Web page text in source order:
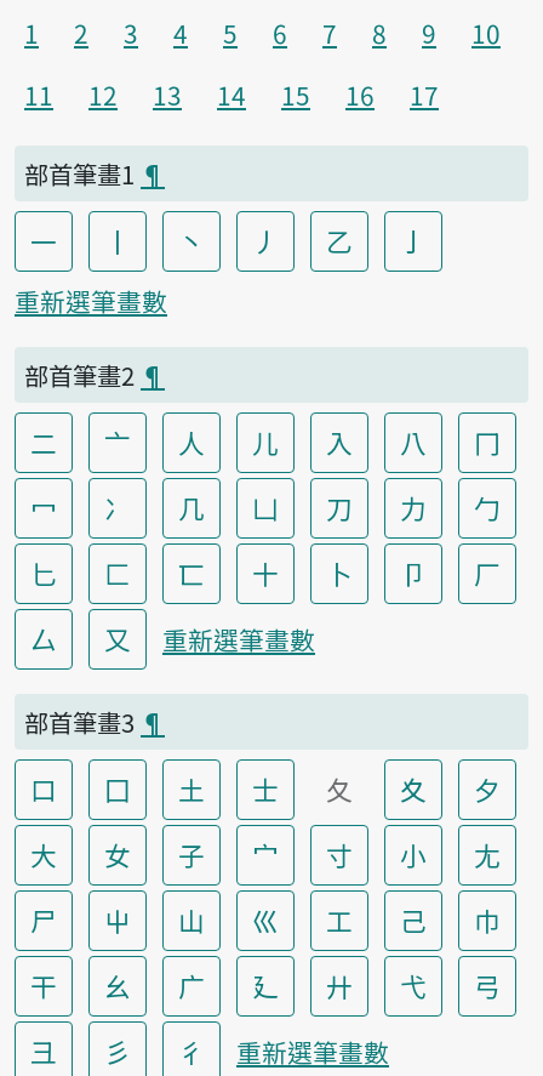
1 2 3 4 5 6 7 8 9
10
11
12 13 14 15 16 17
部首筆畫1 ¶
一 丨 丶 丿 乙 亅
重新選筆畫數
部首筆畫2 ¶
二 亠 人 儿 入 八
冂
冖
冫 几 凵 刀 力
勹
匕
匚 匸 十 卜 卩
厂
厶
又 重新選筆畫數
部首筆畫3 ¶
口 囗 土 士 夂 夊
夕
大
女 子 宀 寸 小
尢
尸
屮 山 巛 工 己
巾
干
幺 广 廴 廾 弋
弓
彐
彡 彳 重新選筆畫數